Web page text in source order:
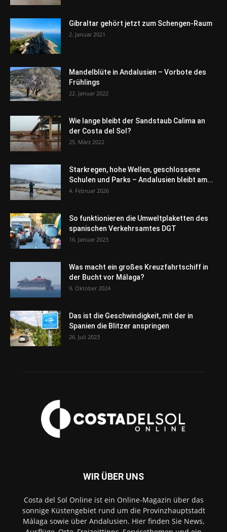
Gibraltar gehört jetzt zum Schengen-Raum
2. Januar 2021
Mandelblüte in Andalusien – Vorbote des
Frühlings
22. Januar 2022
Wie lange bleibt der Sandstaub Calima an
der Costa del Sol?
25. März 2022
Starkregen, hohe Wellen, geschlossene
Schulen und Parks – Andalusien bleibt am...
4. Februar 2026
So funktionieren die Umweltplaketten des
spanischen Verkehrsamtes DGT
16. Januar 2023
Was macht ein großes Kreuzfahrtschiff in
der Bucht vor Málaga?
9. Oktober 2024
Das ist die Geschwindigkeit, mit der in
Spanien die Blitzer anspringen
26. Juli 2023
WIR ÜBER UNS
Costa del Sol Online ist ein Online-Magazin über das
sonnige Küstengebiet rund um die Provinzhauptstadt
Málaga sowie über Andalusien. Hier finden Sie News,